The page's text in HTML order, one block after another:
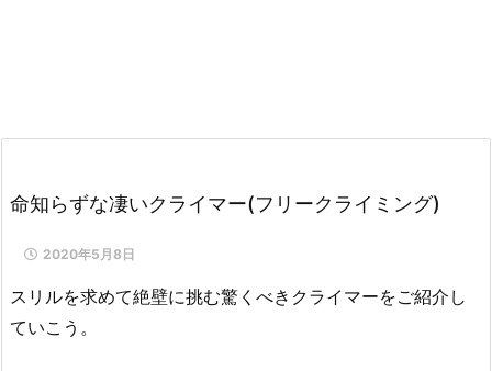
命知らずな凄いクライマー(フリークライミング)
2020年5月8日
スリルを求めて絶壁に挑む驚くべきクライマーをご紹介し
ていこう。